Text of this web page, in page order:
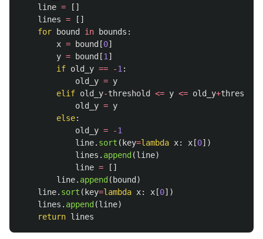
line =
[]
lines =
[]
for
bound in bounds :
x = bound [0]
y = bound [1 ]
if old_y == -1 :
old_y = y
elif old_y-threshold <= y <= old_y+threshold
old_y = y
else:
old_y = -1
line. sort ( key=lambda x: x [0])
lines . append (line)
line =
[]
line. append ( bound )
line. sort ( key=lambda x: x [0])
lines . append (line)
return lines